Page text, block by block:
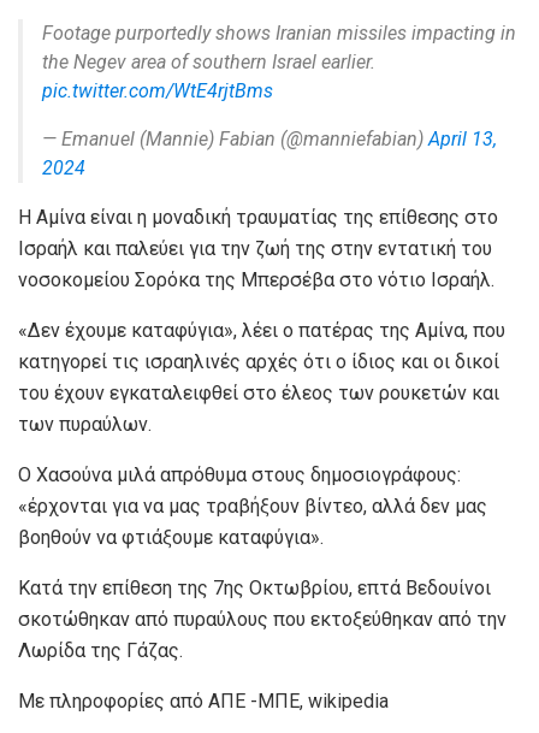
Footage purportedly shows Iranian missiles impacting in
the Negev area of southern Israel earlier.
pic.twitter.com/WtE4rjtBms
— Emanuel (Mannie) Fabian (@manniefabian)April 13,
2024
Η Αμίνα είναι η μοναδική τραυματίας της επίθεσης στο
Ισραήλ και παλεύει για την ζωή της στην εντατική του
νοσοκομείου Σορόκα της Μπερσέβα στο νότιο Ισραήλ.
«Δεν έχουμε καταφύγια», λέει ο πατέρας της Αμίνα, που
κατηγορεί τις ισραηλινές αρχές ότι ο ίδιος και οι δικοί
του έχουν εγκαταλειφθεί στο έλεος των ρουκετών και
των πυραύλων.
Ο Χασούνα μιλά απρόθυμα στους δημοσιογράφους:
«έρχονται για να μας τραβήξουν βίντεο, αλλά δεν μας
βοηθούν να φτιάξουμε καταφύγια».
Κατά την επίθεση της 7ης Οκτωβρίου, επτά Βεδουίνοι
σκοτώθηκαν από πυραύλους που εκτοξεύθηκαν από την
Λωρίδα της Γάζας.
Με πληροφορίες από ΑΠΕ -ΜΠΕ, wikipedia